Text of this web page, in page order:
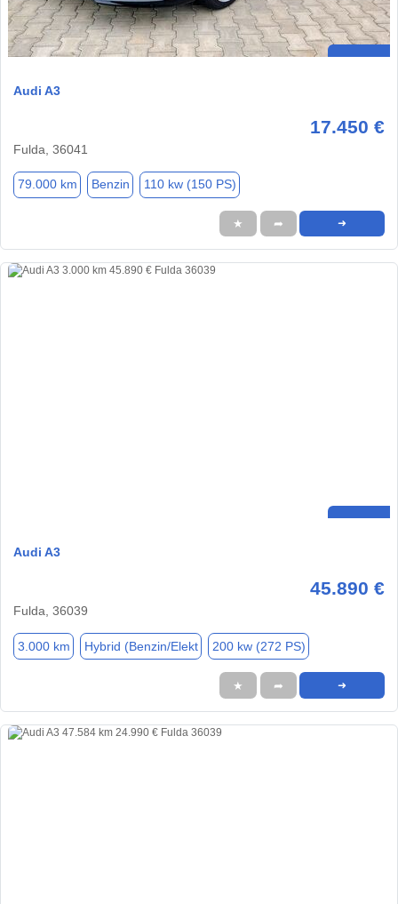
Audi A3
17.450 €
Fulda, 36041
79.000 km Benzin 110 kw (150 PS)
★ ➦ ➜
Audi A3
45.890 €
Fulda, 36039
3.000 km Hybrid (Benzin/Elekt 200 kw (272 PS)
★ ➦ ➜